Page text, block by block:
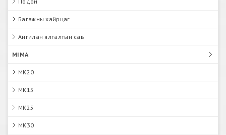
Багажны хайрцаг
Ангилан ялгалтын сав
MIMA
MK20
MK15
MK25
MK30